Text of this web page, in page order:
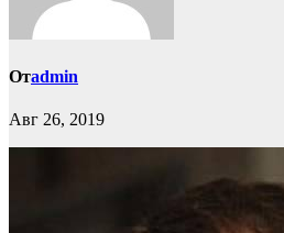
Отadmin
Авг 26, 2019